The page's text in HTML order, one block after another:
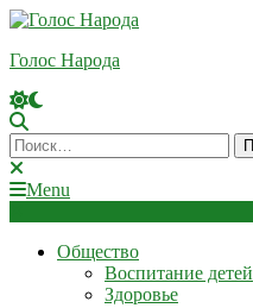
Skip
Content
Голос Народа
Найти:
Menu
Общество
Воспитание детей
Здоровье